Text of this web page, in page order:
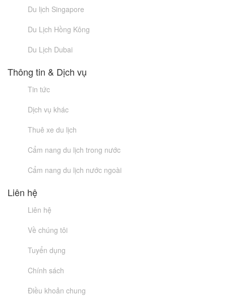
Du lịch Singapore
Du Lịch Hồng Kông
Du Lịch Dubai
Thông tin & Dịch vụ
Tin tức
Dịch vụ khác
Thuê xe du lịch
Cẩm nang du lịch trong nước
Cẩm nang du lịch nước ngoài
Liên hệ
Liên hệ
Về chúng tôi
Tuyển dụng
Chính sách
Điều khoản chung